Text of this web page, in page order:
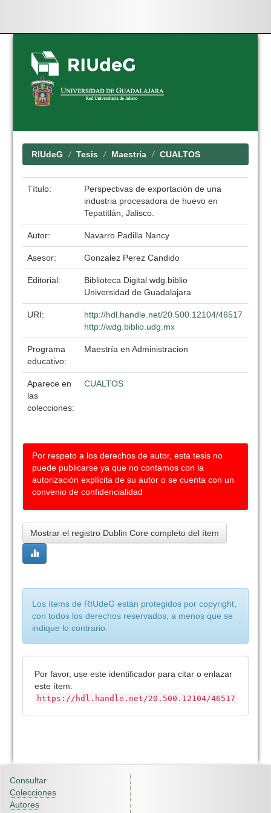
Skip
navigation
RIUdeG Tesis Maestría CUALTOS
Título:
Perspectivas de exportación de una
industria procesadora de huevo en
Tepatitlán, Jalisco.
Autor: Navarro Padilla Nancy
Asesor: Gonzalez Perez Candido
Editorial:
Biblioteca Digital wdg.biblio
Universidad de Guadalajara
URI:
http://hdl.handle.net/20.500.12104/46517
http://wdg.biblio.udg.mx
Programa
educativo:
Maestría en Administracion
Aparece en
las
colecciones:
CUALTOS
Por respeto a los derechos de autor, esta tesis no
puede publicarse ya que no contamos con la
autorización explícita de su autor o se cuenta con un
convenio de confidencialidad
Mostrar el registro Dublin Core completo del ítem
Los ítems de RIUdeG están protegidos por copyright,
con todos los derechos reservados, a menos que se
indique lo contrario.
Por favor, use este identificador para citar o enlazar
este ítem:
https://hdl.handle.net/20.500.12104/46517
Consultar
Colecciones
Autores